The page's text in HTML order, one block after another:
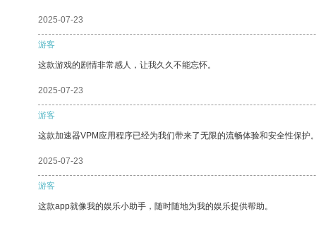
2025-07-23
游客
这款游戏的剧情非常感人，让我久久不能忘怀。
2025-07-23
游客
这款加速器VPM应用程序已经为我们带来了无限的流畅体验和安全性保护
2025-07-23
游客
这款app就像我的娱乐小助手，随时随地为我的娱乐提供帮助。